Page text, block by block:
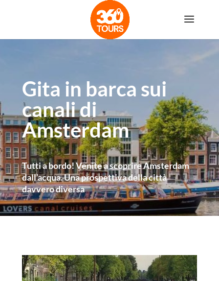
Gita in barca sui
canali di
Amsterdam
Tutti a bordo! Venite a scoprire Amsterdam
dall’acqua. Una prospettiva della città
davvero diversa